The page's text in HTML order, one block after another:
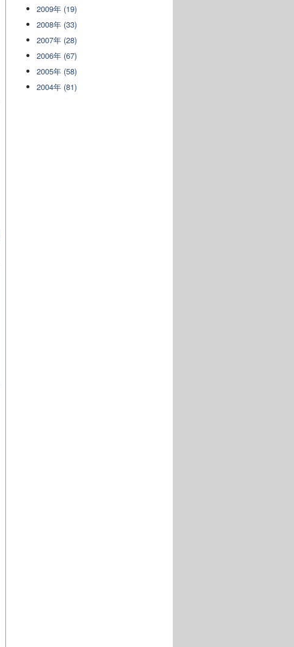
2009年 (19)
2008年 (33)
2007年 (28)
2006年 (67)
2005年 (58)
2004年 (81)